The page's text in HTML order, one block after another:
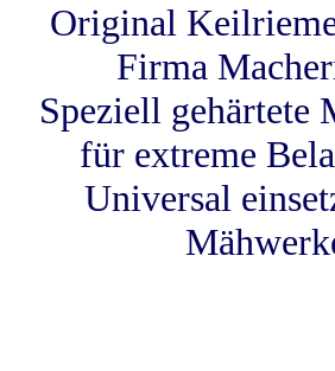
Original
Firma
Speziell gehärtete
für extreme
Universal